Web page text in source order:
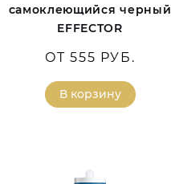
самоклеющийся черный
EFFECTOR
ОТ 555 РУБ.
В корзину